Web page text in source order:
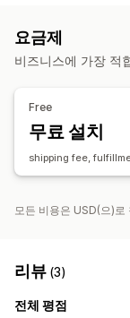
폴란드
제품
배송 옵션
브랜드 없는 제품
전체 주문 처리 멀
요금제
비즈니스에 가장 적
Free
무료 설치
shipping fee,
모든 비용은 USD(으)로
리뷰 (3)
전체 평점